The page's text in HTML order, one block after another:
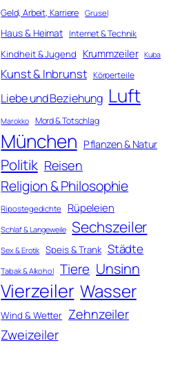
Geld, Arbeit, Karriere Grusel
Haus & Heimat Internet & Technik
Kindheit & Jugend Krummzeiler Kuba
Kunst & Inbrunst Körperteile
Liebe und Beziehung Luft
Marokko Mord & Totschlag
München Pflanzen & Natur
Politik Reisen
Religion & Philosophie
Ripostegedichte Rüpeleien
Schlaf & Langeweile Sechszeiler
Sex & Erotik Speis & Trank Städte
Tabak & Alkohol Tiere Unsinn
Vierzeiler Wasser
Wind & Wetter Zehnzeiler
Zweizeiler